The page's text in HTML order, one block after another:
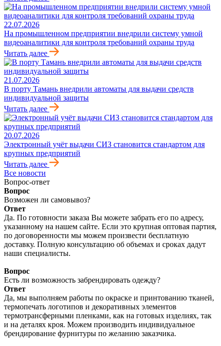
22.07.2026
На промышленном предприятии внедрили систему умной
видеоаналитики для контроля требований охраны труда
Читать далее
21.07.2026
В порту Тамань внедрили автоматы для выдачи средств
индивидуальной защиты
Читать далее
20.07.2026
Электронный учёт выдачи СИЗ становится стандартом для
крупных предприятий
Читать далее
Все новости
Вопрос-ответ
Вопрос
Возможен ли самовывоз?
Ответ
Да. По готовности заказа Вы можете забрать его по адресу,
указанному на нашем сайте. Если это крупная оптовая партия,
по договоренности мы можем произвести бесплатную
доставку. Полную консультацию об объемах и сроках дадут
наши специалисты.
Вопрос
Есть ли возможность забрендировать одежду?
Ответ
Да, мы выполняем работы по окраске и принтованию тканей,
термопечать логотипов и декоративных элементов
термотрансферными пленками, как на готовых изделиях, так
и на деталях кроя. Можем производить индивидуальное
брендирование фурнитуры по желанию заказчика.